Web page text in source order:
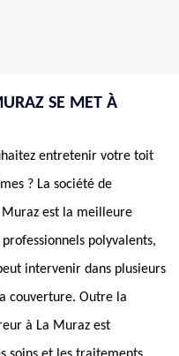
SE MET À
entretenir votre toit
? La société de
Muraz est la meilleure
polyvalents,
intervenir dans plusieurs
couverture. Outre la
à La Muraz est